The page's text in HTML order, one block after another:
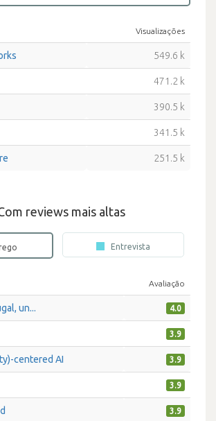
Visualizações
549.6 k
471.2 k
390.5 k
341.5 k
251.5 k
reviews mais altas
Entrevista
Avaliação
un... 4.0
3.9
centered AI 3.9
3.9
3.9